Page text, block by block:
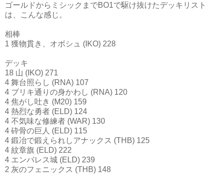
ゴールドからミシックまでBO1で駆け抜けたデッキリスト
は、こんな感じ。
相棒
1 獲物貫き、オボシュ (IKO) 228
デッキ
18 山 (IKO) 271
4 舞台照らし (RNA) 107
4 ブリキ通りの身かわし (RNA) 120
4 焦がし吐き (M20) 159
4 熱烈な勇者 (ELD) 124
4 不気味な修練者 (WAR) 130
4 砕骨の巨人 (ELD) 115
4 鍛冶で鍛えられしアナックス (THB) 125
4 紋章旗 (ELD) 222
4 エンバレス城 (ELD) 239
2 灰のフェニックス (THB) 148